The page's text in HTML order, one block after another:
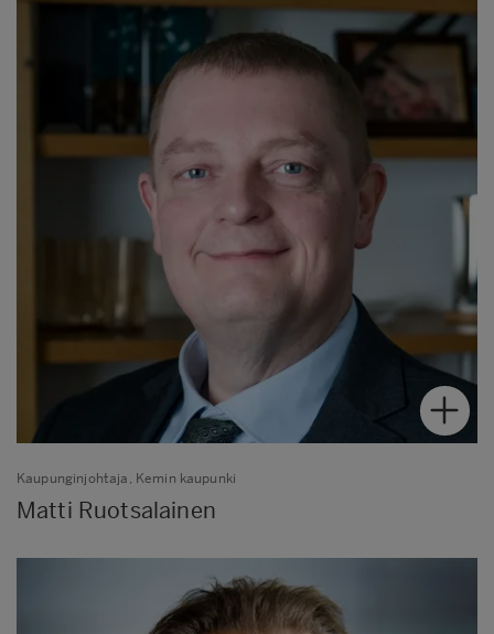
Kaupunginjohtaja, Kemin kaupunki
Matti Ruotsalainen